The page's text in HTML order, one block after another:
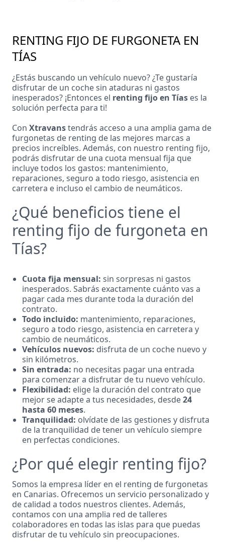
RENTING FIJO DE FURGONETA EN
TÍAS
¿Estás buscando un vehículo nuevo? ¿Te gustaría
disfrutar de un coche sin ataduras ni gastos
inesperados? ¡Entonces el renting fijo en Tías es la
solución perfecta para ti!
Con Xtravanstendrás acceso a una amplia gama de
furgonetas de renting de las mejores marcas a
precios increíbles. Además, con nuestro renting fijo,
podrás disfrutar de una cuota mensual fija que
incluye todos los gastos: mantenimiento,
reparaciones, seguro a todo riesgo, asistencia en
carretera e incluso el cambio de neumáticos.
¿Qué beneficios tiene el
renting fijo de furgoneta en
Tías?
Cuota fija mensual: sin sorpresas ni gastos
inesperados. Sabrás exactamente cuánto vas a
pagar cada mes durante toda la duración del
contrato.
Todo incluido: mantenimiento, reparaciones,
seguro a todo riesgo, asistencia en carretera y
cambio de neumáticos.
Vehículos nuevos: disfruta de un coche nuevo y
sin kilómetros.
Sin entrada: no necesitas pagar una entrada
para comenzar a disfrutar de tu nuevo vehículo.
Flexibilidad: elige la duración del contrato que
mejor se adapte a tus necesidades, desde24
hasta 60 meses.
Tranquilidad: olvídate de las gestiones y disfruta
de la tranquilidad de tener un vehículo siempre
en perfectas condiciones.
¿Por qué elegir renting fijo?
Somos la empresa líder en el renting de furgonetas
en Canarias. Ofrecemos un servicio personalizado y
de calidad a todos nuestros clientes. Además,
contamos con una amplia red de talleres
colaboradores en todas las islas para que puedas
disfrutar de tu vehículo sin preocupaciones.